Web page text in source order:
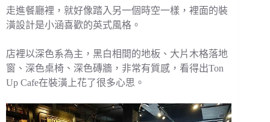
走進餐廳裡，就好像踏入另一個時空一樣，裡面的裝
潢設計是小涵喜歡的英式風格。
店裡以深色系為主，黑白相間的地板、大片木格落地
窗、深色桌椅、深色磚牆，非常有質感，看得出Ton
Up Cafe在裝潢上花了很多心思。